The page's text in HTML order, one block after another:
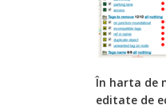
În harta de
editate de